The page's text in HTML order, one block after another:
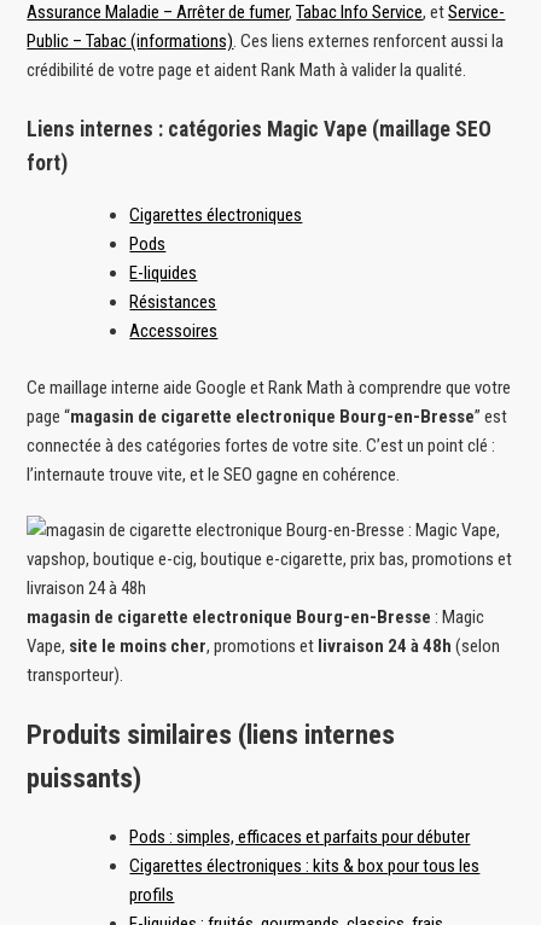
Assurance Maladie – Arrêter de fumer,Tabac Info Service, etService-
Public – Tabac (informations). Ces liens externes renforcent aussi la
crédibilité de votre page et aident Rank Math à valider la qualité.
Liens internes : catégories Magic Vape (maillage SEO
fort)
Cigarettes électroniques
Pods
E-liquides
Résistances
Accessoires
Ce maillage interne aide Google et Rank Math à comprendre que votre
page “magasin de cigarette electronique Bourg-en-Bresse” est
connectée à des catégories fortes de votre site. C’est un point clé :
l’internaute trouve vite, et le SEO gagne en cohérence.
magasin de cigarette electronique Bourg-en-Bresse : Magic
Vape, site le moins cher, promotions et livraison 24 à 48h (selon
transporteur).
Produits similaires (liens internes
puissants)
Pods : simples, efficaces et parfaits pour débuter
Cigarettes électroniques : kits & box pour tous les
profils